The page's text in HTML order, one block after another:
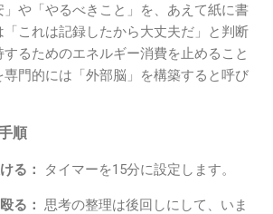
や「やるべきこと」を、あえて紙に書
「これは記録したから大丈夫だ」と判断
するためのエネルギー消費を止めること
門的には「外部脳」を構築すると呼び
順
る： タイマーを15分に設定します。
る：
思考の整理は後回しにして、いま